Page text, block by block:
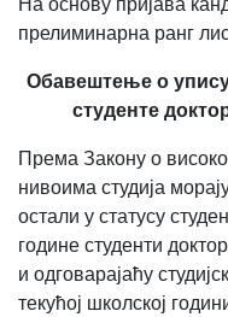
прелиминарна ранг
Обавештење о
студенте
Према Закону о
нивоима студија
остали у статусу
године студенти
и одговарајаћу
текућој школској